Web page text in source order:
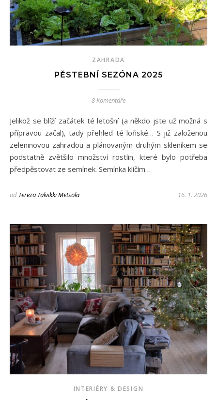
ZAHRADA
PĚSTEBNÍ SEZÓNA 2025
8 Komentáře
Jelikož se blíží začátek té letošní (a někdo jste už možná s
přípravou začal), tady přehled té loňské… S již založenou
zeleninovou zahradou a plánovaným druhým skleníkem se
podstatně zvětšilo množství rostlin, které bylo potřeba
předpěstovat ze semínek. Semínka klíčím…
od Tereza Talvikki Metsola 16. 1. 2026
INTERIÉRY & DESIGN